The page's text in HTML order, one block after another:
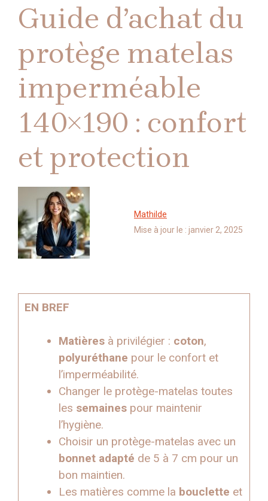
Guide d’achat du
protège matelas
imperméable
140×190 : confort
et protection
Mathilde
Mise à jour le : janvier 2, 2025
EN BREF
Matièresà privilégier : coton,
polyuréthane pour le confort et
l’imperméabilité.
Changer le protège-matelas toutes
les semainespour maintenir
l’hygiène.
Choisir un protège-matelas avec un
bonnet adapté de 5 à 7 cm pour un
bon maintien.
Les matières comme la bouclette et